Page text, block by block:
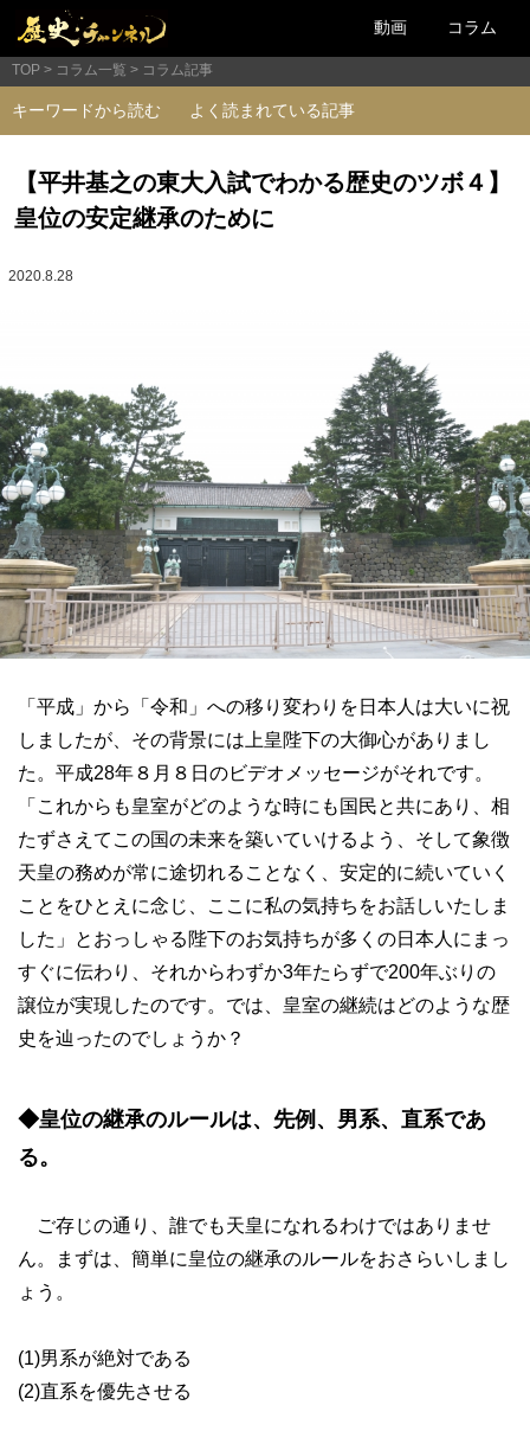
動画 コラム
TOP コラム一覧 コラム記事
キーワードから読む よく読まれている記事
【平井基之の東大入試でわかる歴史のツボ４】
皇位の安定継承のために
2020.8.28
「平成」から「令和」への移り変わりを日本人は大いに祝
しましたが、その背景には上皇陛下の大御心がありまし
た。平成28年８月８日のビデオメッセージがそれです。
「これからも皇室がどのような時にも国民と共にあり、相
たずさえてこの国の未来を築いていけるよう、そして象徴
天皇の務めが常に途切れることなく、安定的に続いていく
ことをひとえに念じ、ここに私の気持ちをお話しいたしま
した」とおっしゃる陛下のお気持ちが多くの日本人にまっ
すぐに伝わり、それからわずか3年たらずで200年ぶりの
譲位が実現したのです。では、皇室の継続はどのような歴
史を辿ったのでしょうか？
◆皇位の継承のルールは、先例、男系、直系であ
る。
ご存じの通り、誰でも天皇になれるわけではありませ
ん。まずは、簡単に皇位の継承のルールをおさらいしまし
ょう。
(1)男系が絶対である
(2)直系を優先させる